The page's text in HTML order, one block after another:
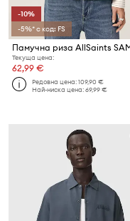
-10%
-5%* с код: FS
Текуща цена:
62,99 €
Редовна цена:109,90 €
Най-ниска цена:69,99 €